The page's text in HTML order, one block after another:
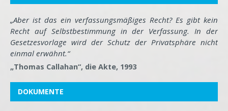
„Aber ist das ein verfassungsmäßiges Recht? Es gibt kein
Recht auf Selbstbestimmung in der Verfassung. In der
Gesetzesvorlage wird der Schutz der Privatsphäre nicht
einmal erwähnt.“
„Thomas Callahan“, die Akte, 1993
DOKUMENTE